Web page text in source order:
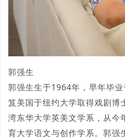
郭强生
郭强生生于1964年，早年毕
笈美国于纽约大学取得戏剧博
湾东华大学英美文学系，从今
育大学语文与创作学系。郭强